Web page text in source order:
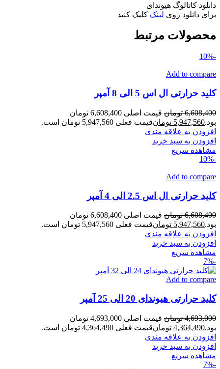
دانلود کاتالوگ هیوندای
برای دانلود روی لینک کلیک کنید
محصولات مرتبط
-10%
Add to compare
کلید حرارتی ال اس 5 الی 8 آمپر
6,608,400 تومان
قیمت اصلی 6,608,400 تومان
بود.5,947,560 تومانقیمت فعلی 5,947,560 تومان است.
افزودن به علاقه مندی
افزودن به سبد خرید
مشاهده سریع
-10%
Add to compare
کلید حرارتی ال اس 2.5 الی 4 آمپر
6,608,400 تومان
قیمت اصلی 6,608,400 تومان
بود.5,947,560 تومانقیمت فعلی 5,947,560 تومان است.
افزودن به علاقه مندی
افزودن به سبد خرید
مشاهده سریع
-7%
Add to compare
کلید حرارتی هیوندای 20 الی 25 آمپر
4,693,000 تومان
قیمت اصلی 4,693,000 تومان
بود.4,364,490 تومانقیمت فعلی 4,364,490 تومان است.
افزودن به علاقه مندی
افزودن به سبد خرید
مشاهده سریع
-7%